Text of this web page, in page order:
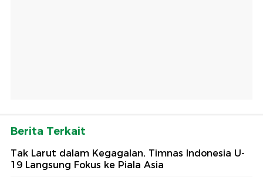
Berita Terkait
Tak Larut dalam Kegagalan, Timnas Indonesia U-
19 Langsung Fokus ke Piala Asia